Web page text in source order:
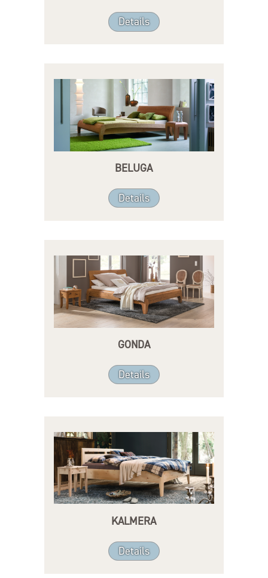
Details
BELUGA
Details
GONDA
Details
KALMERA
Details